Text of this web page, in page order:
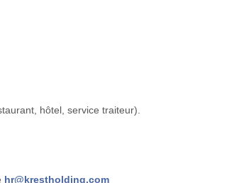
hôtel, service traiteur).
hr@krestholding.com